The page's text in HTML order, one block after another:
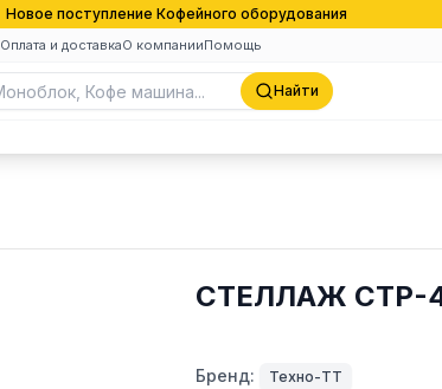
Новое поступление Кофейного оборудования
Оплата и доставкаО компанииПомощь
Найти
СТЕЛЛАЖ СТР-
Бренд: Техно-ТТ